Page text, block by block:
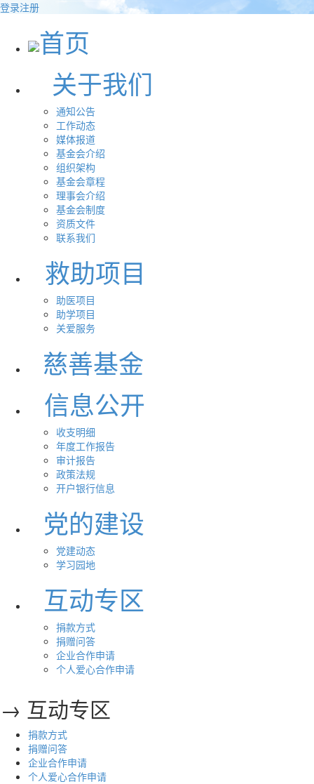
登录注册
首页
关于我们
通知公告
工作动态
媒体报道
基金会介绍
组织架构
基金会章程
理事会介绍
基金会制度
资质文件
联系我们
救助项目
助医项目
助学项目
关爱服务
慈善基金
信息公开
收支明细
年度工作报告
审计报告
政策法规
开户银行信息
党的建设
党建动态
学习园地
互动专区
捐款方式
捐赠问答
企业合作申请
个人爱心合作申请
→ 互动专区
捐款方式
捐赠问答
企业合作申请
个人爱心合作申请